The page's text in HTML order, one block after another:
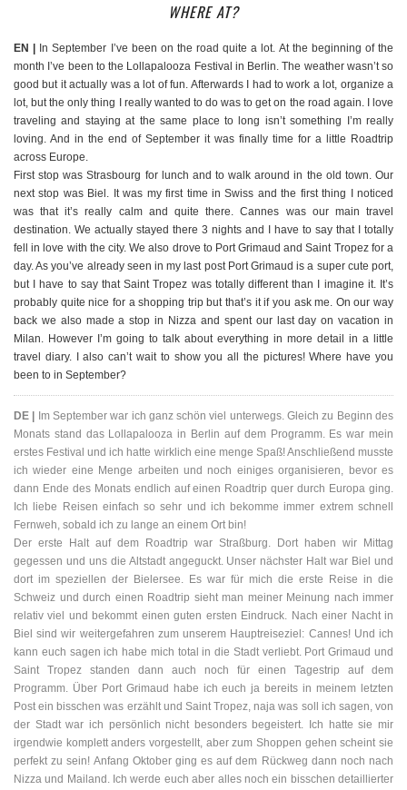
WHERE AT?
EN |
In September I’ve been on the road quite a lot. At the beginning of the
month I’ve been to the Lollapalooza Festival in Berlin. The weather wasn’t so
good but it actually was a lot of fun. Afterwards I had to work a lot, organize a
lot, but the only thing I really wanted to do was to get on the road again. I love
traveling and staying at the same place to long isn’t something I’m really
loving. And in the end of September it was finally time for a little Roadtrip
across Europe.
First stop was Strasbourg for lunch and to walk around in the old town. Our
next stop was Biel. It was my first time in Swiss and the first thing I noticed
was that it’s really calm and quite there. Cannes was our main travel
destination. We actually stayed there 3 nights and I have to say that I totally
fell in love with the city. We also drove to Port Grimaud and Saint Tropez for a
day. As you’ve already seen in my last post Port Grimaud is a super cute port,
but I have to say that Saint Tropez was totally different than I imagine it. It’s
probably quite nice for a shopping trip but that’s it if you ask me. On our way
back we also made a stop in Nizza and spent our last day on vacation in
Milan. However I’m going to talk about everything in more detail in a little
travel diary. I also can’t wait to show you all the pictures! Where have you
been to in September?
DE |
Im September war ich ganz schön viel unterwegs. Gleich zu Beginn des
Monats stand das Lollapalooza in Berlin auf dem Programm. Es war mein
erstes Festival und ich hatte wirklich eine menge Spaß! Anschließend musste
ich wieder eine Menge arbeiten und noch einiges organisieren, bevor es
dann Ende des Monats endlich auf einen Roadtrip quer durch Europa ging.
Ich liebe Reisen einfach so sehr und ich bekomme immer extrem schnell
Fernweh, sobald ich zu lange an einem Ort bin!
Der erste Halt auf dem Roadtrip war Straßburg. Dort haben wir Mittag
gegessen und uns die Altstadt angeguckt. Unser nächster Halt war Biel und
dort im speziellen der Bielersee. Es war für mich die erste Reise in die
Schweiz und durch einen Roadtrip sieht man meiner Meinung nach immer
relativ viel und bekommt einen guten ersten Eindruck. Nach einer Nacht in
Biel sind wir weitergefahren zum unserem Hauptreiseziel: Cannes! Und ich
kann euch sagen ich habe mich total in die Stadt verliebt. Port Grimaud und
Saint Tropez standen dann auch noch für einen Tagestrip auf dem
Programm. Über Port Grimaud habe ich euch ja bereits in meinem letzten
Post ein bisschen was erzählt und Saint Tropez, naja was soll ich sagen, von
der Stadt war ich persönlich nicht besonders begeistert. Ich hatte sie mir
irgendwie komplett anders vorgestellt, aber zum Shoppen gehen scheint sie
perfekt zu sein! Anfang Oktober ging es auf dem Rückweg dann noch nach
Nizza und Mailand. Ich werde euch aber alles noch ein bisschen detaillierter